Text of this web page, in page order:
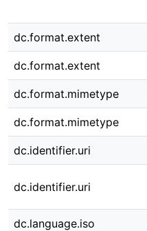
dc.format.extent
dc.format.extent
dc.format.mimetype
dc.format.mimetype
dc.identifier.uri
dc.identifier.uri
dc.language.iso